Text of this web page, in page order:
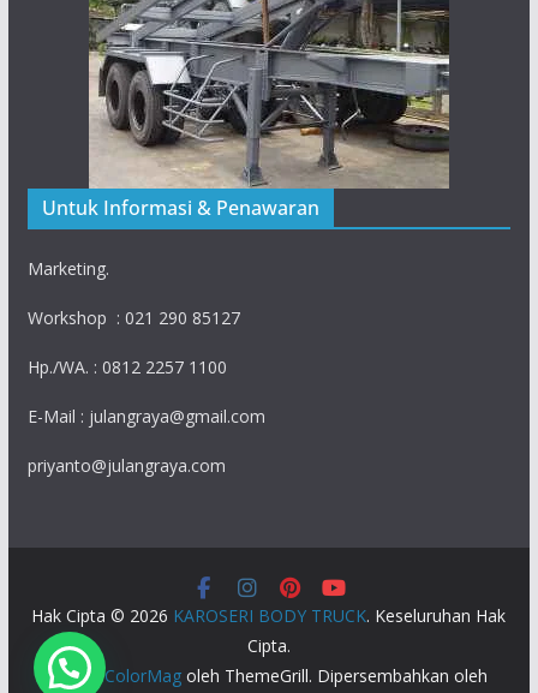
Untuk Informasi & Penawaran
Marketing.
Workshop : 021 290 85127
Hp./WA. : 0812 2257 1100
E-Mail : julangraya@gmail.com
priyanto@julangraya.com
Hak Cipta © 2026 KAROSERI BODY TRUCK. Keseluruhan Hak
Cipta.
Tema:ColorMagoleh ThemeGrill. Dipersembahkan oleh